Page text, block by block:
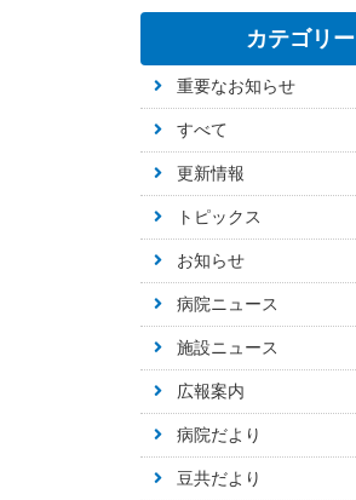
カテゴリー
重要なお知らせ
すべて
更新情報
トピックス
お知らせ
病院ニュース
施設ニュース
広報案内
病院だより
豆共だより